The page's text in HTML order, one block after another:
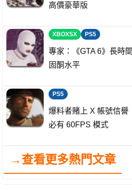
高價豪華版
XBOXSX PS5
專家：《GTA 6》長時
固酮水平
PS5
爆料者賭上 X 帳號信
必有 60FPS 模式
→查看更多熱門文章